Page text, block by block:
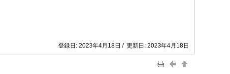
登録日: 2023年4月18日 / 更新日: 2023年4月18日